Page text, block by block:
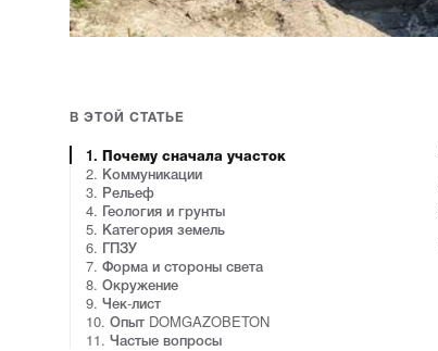
В ЭТОЙ СТАТЬЕ
1. Почему сначала участок
2. Коммуникации
3. Рельеф
4. Геология и грунты
5. Категория земель
6. ГПЗУ
7. Форма и стороны света
8. Окружение
9. Чек-лист
10. Опыт DOMGAZOBETON
11. Частые вопросы